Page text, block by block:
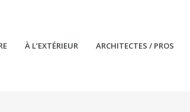
À L’EXTÉRIEUR ARCHITECTES / PROS